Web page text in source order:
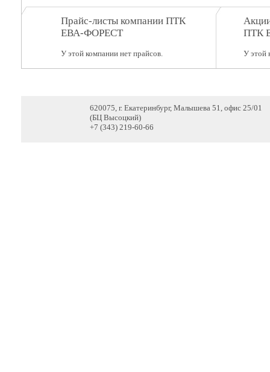
Прайс-листы компании ПТК
ЕВА-ФОРЕСТ
У этой компании нет прайсов.
ПТК
У этой
620075, г. Екатеринбург, Малышева 51, офис 25/01
(БЦ Высоцкий)
+7 (343) 219-60-66